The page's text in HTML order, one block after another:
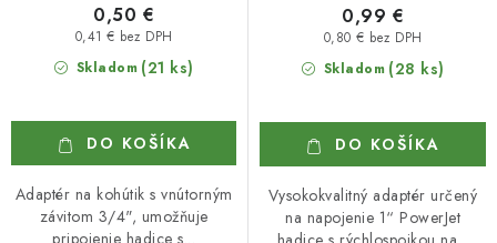
Skladom (21 ks)
0,41 € bez DPH
0,50 €
DO KOŠÍKA
Adaptér na kohútik s vnútorným
závitom 3/4", umožňuje
pripojenie hadice s...
Skladom (28 ks)
0,80 € bez DPH
0,99 €
DO KOŠÍKA
Vysokokvalitný adaptér určený
na napojenie 1“ PowerJet